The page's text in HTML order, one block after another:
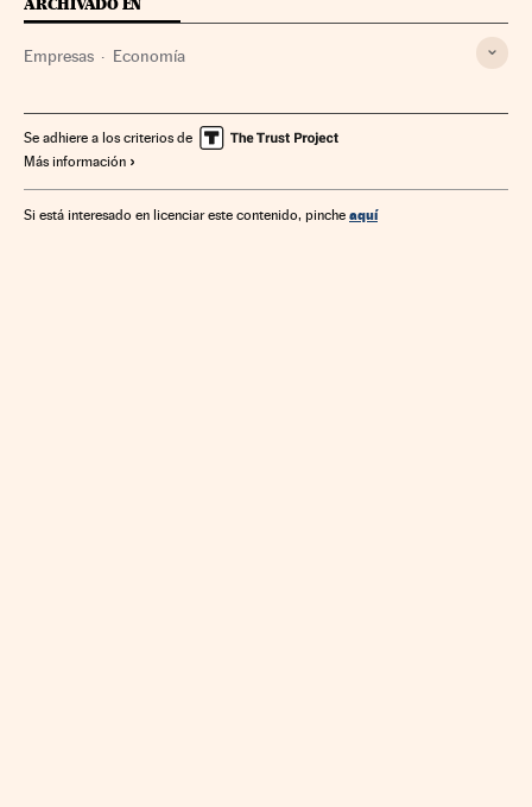
ARCHIVADO EN
Empresas Economía
Se adhiere a los criterios de
Más información
Si está interesado en licenciar este contenido, pinche aquí